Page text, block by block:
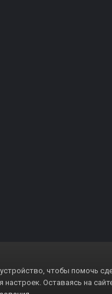
чтобы помочь
настроек. Оставаясь на